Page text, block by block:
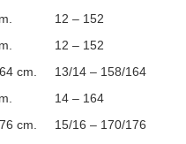
12 – 152
12 – 152
cm.
13/14 – 158/164
14 – 164
cm. 15/16 – 170/176